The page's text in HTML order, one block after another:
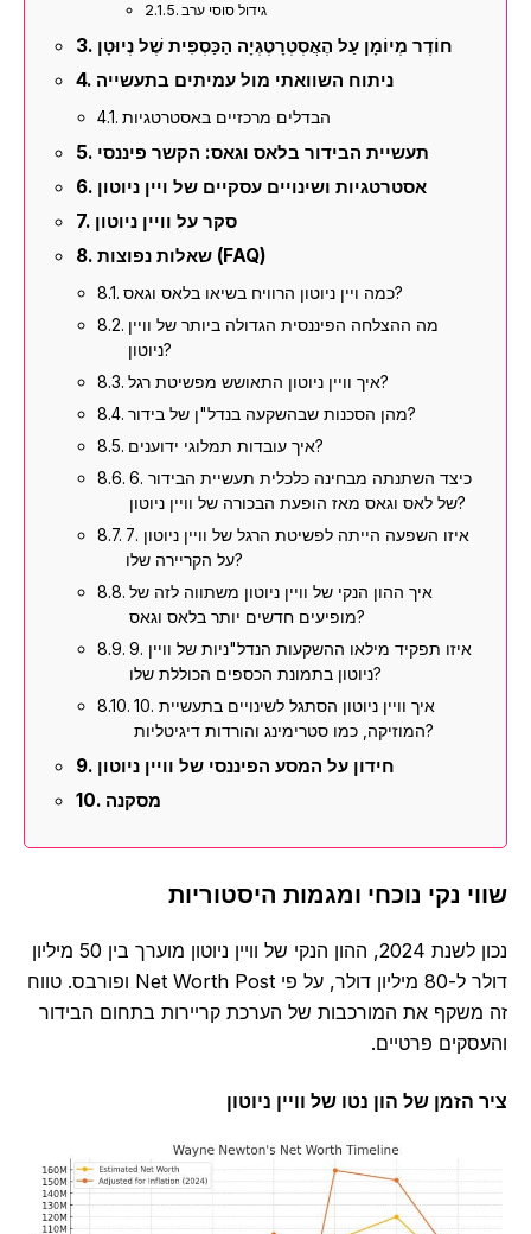
גידול סוסי ערב
חוֹדֶר מְיוֹמָן עַל הֶאֲסְטְרָטֶגְיָה הַכַּסְפִּית שֶׁל נְיוּטָן
ניתוח השוואתי מול עמיתים בתעשייה
הבדלים מרכזיים באסטרטגיות
תעשיית הבידור בלאס וגאס: הקשר פיננסי
אסטרטגיות ושינויים עסקיים של ויין ניוטון
סקר על וויין ניוטון
שאלות נפוצות (FAQ)
מה ההצלחה הפיננסית הגדולה ביותר של וויין
6. כיצד השתנתה מבחינה כלכלית תעשיית הבידור
7. איזו השפעה הייתה לפשיטת הרגל של וויין ניוטון
איך ההון הנקי של וויין ניוטון משתווה לזה של
9. איזו תפקיד מילאו ההשקעות הנדל"ניות של וויין
10. איך וויין ניוטון הסתגל לשינויים בתעשיית
חידון על המסע הפיננסי של וויין ניוטון
מסקנה
נקי נוכחי ומגמות היסטוריות
נכון לשנת 2024, ההון הנקי של וויין ניוטון מוערך בין 50 מיליון
דולר ל-80 מיליון דולר, על פי Net Worth Post ופורבס. טווח
את המורכבות של הערכת קריירות בתחום הבידור
פרטיים.
הזמן של הון נטו של וויין ניוטון